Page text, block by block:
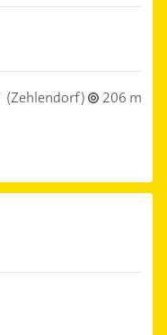
(Zehlendorf)
206 m